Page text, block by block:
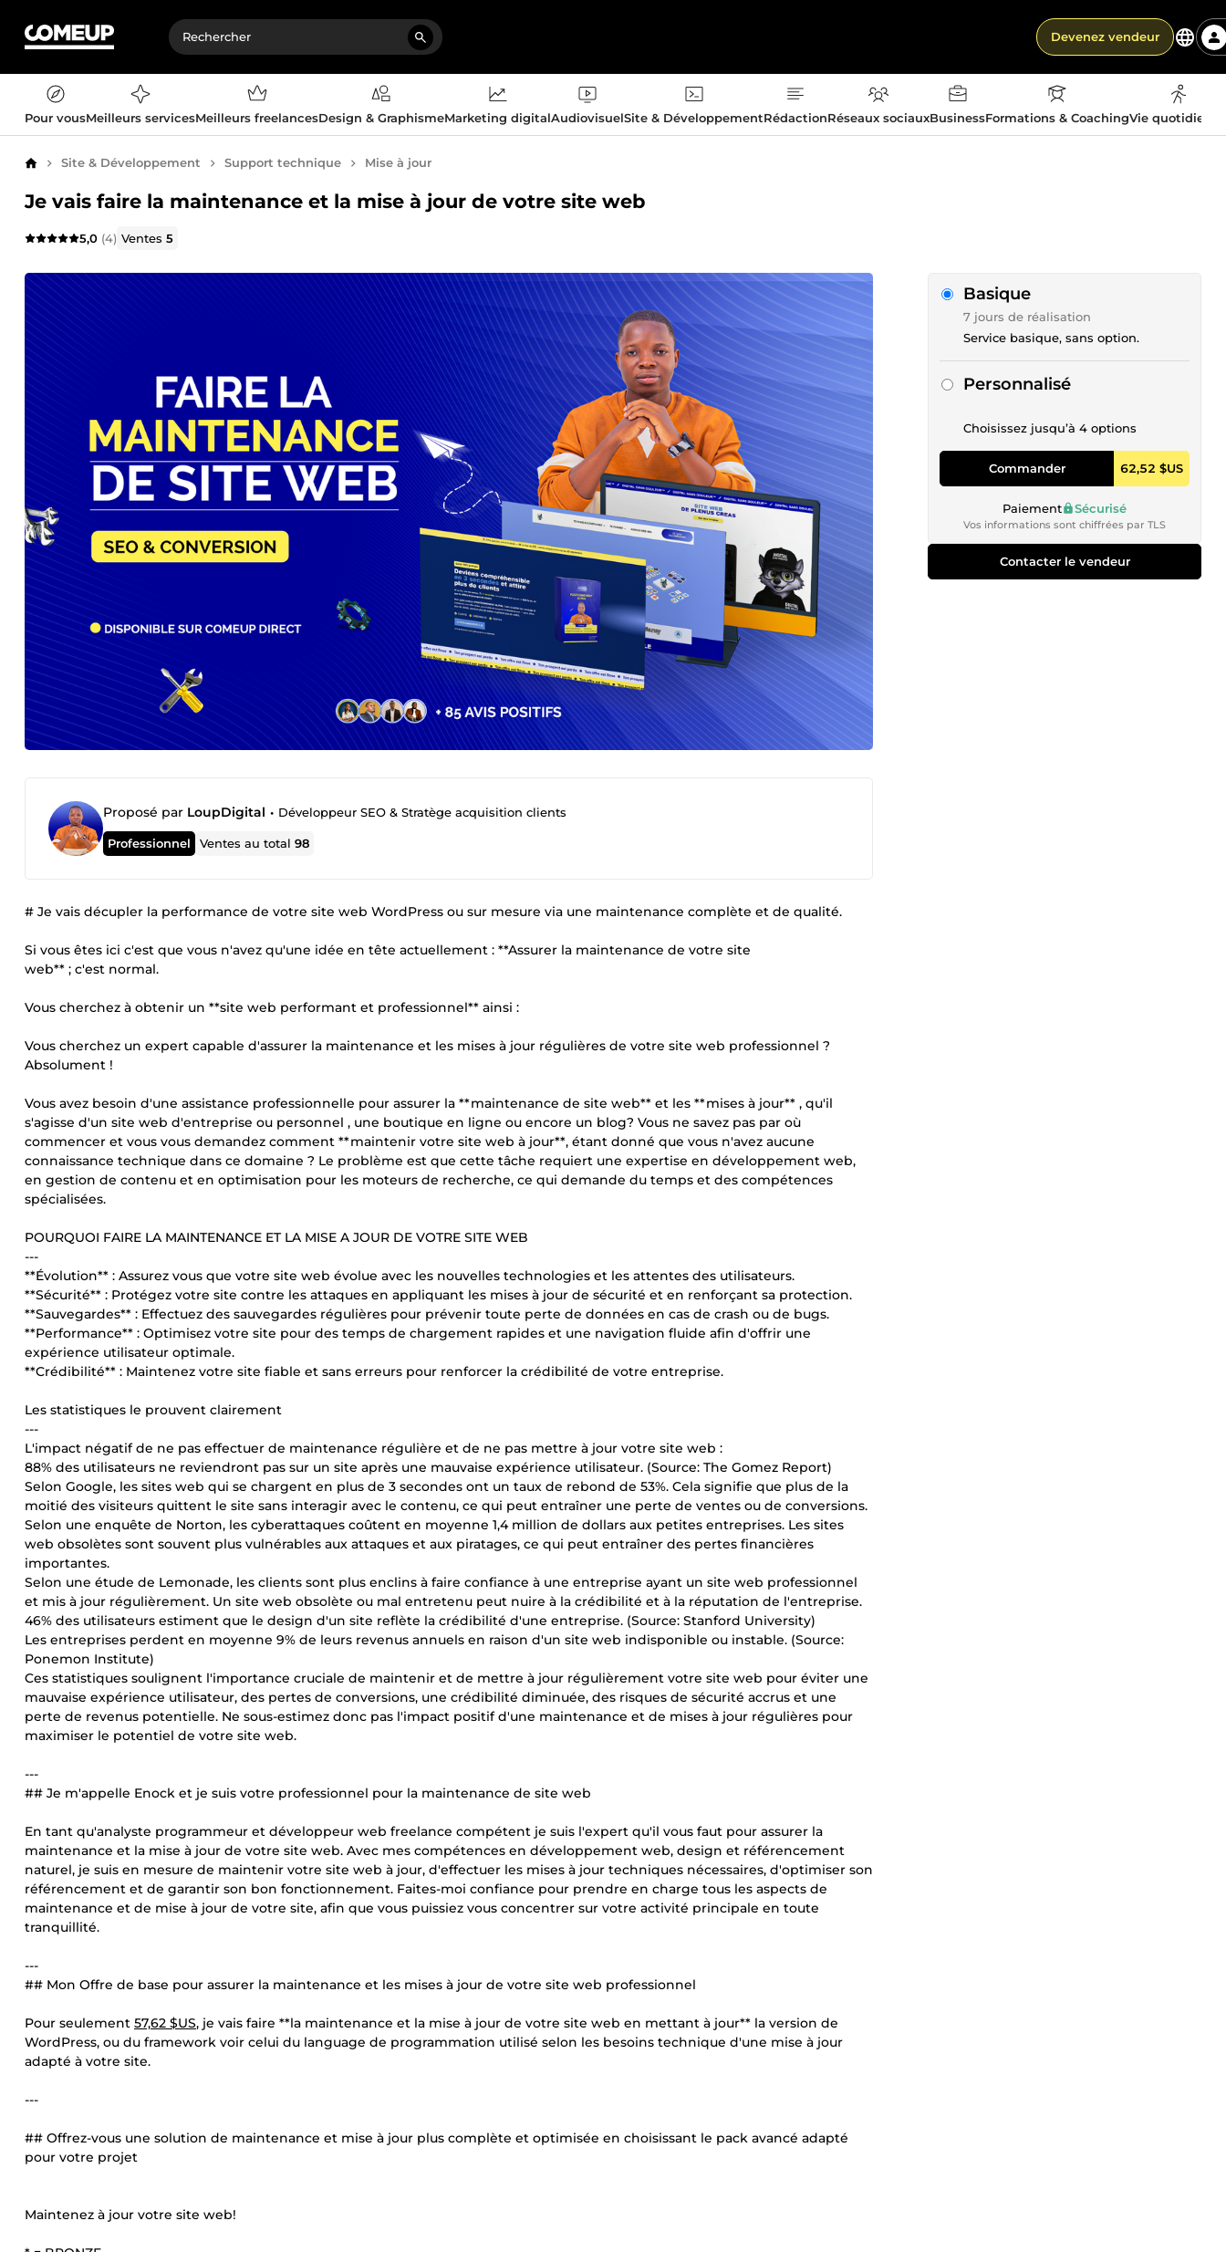
Devenez vendeur
Pour vousMeilleurs servicesMeilleurs freelancesDesign & GraphismeMarketing digitalAudiovisuelSite & DéveloppementRédactionRéseaux sociauxBusinessFormations & CoachingVie
AccueilSite & Développement Support technique Mise à jour
Je vais faire la maintenance et la mise à jour de votre site web
5,0 (4) Ventes5
Proposé par LoupDigital • Développeur SEO & Stratège acquisition clients
Professionnel Ventes au total98
# Je vais décupler la performance de votre site web WordPress ou sur mesure via une maintenance complète et de qualité.
Si vous êtes ici c'est que vous n'avez qu'une idée en tête actuellement : **Assurer la maintenance de votre site
web** ; c'est normal.
Vous cherchez à obtenir un **site web performant et professionnel** ainsi :
Vous cherchez un expert capable d'assurer la maintenance et les mises à jour régulières de votre site web professionnel ?
Absolument !
Vous avez besoin d'une assistance professionnelle pour assurer la **maintenance de site web** et les **mises à jour** , qu'il
s'agisse d'un site web d'entreprise ou personnel , une boutique en ligne ou encore un blog? Vous ne savez pas par où
commencer et vous vous demandez comment **maintenir votre site web à jour**, étant donné que vous n'avez aucune
connaissance technique dans ce domaine ? Le problème est que cette tâche requiert une expertise en développement web,
en gestion de contenu et en optimisation pour les moteurs de recherche, ce qui demande du temps et des compétences
spécialisées.
POURQUOI FAIRE LA MAINTENANCE ET LA MISE A JOUR DE VOTRE SITE WEB
---
**Évolution** : Assurez vous que votre site web évolue avec les nouvelles technologies et les attentes des utilisateurs.
**Sécurité** : Protégez votre site contre les attaques en appliquant les mises à jour de sécurité et en renforçant sa protection.
**Sauvegardes** : Effectuez des sauvegardes régulières pour prévenir toute perte de données en cas de crash ou de bugs.
**Performance** : Optimisez votre site pour des temps de chargement rapides et une navigation fluide afin d'offrir une
expérience utilisateur optimale.
**Crédibilité** : Maintenez votre site fiable et sans erreurs pour renforcer la crédibilité de votre entreprise.
Les statistiques le prouvent clairement
---
L'impact négatif de ne pas effectuer de maintenance régulière et de ne pas mettre à jour votre site web :
88% des utilisateurs ne reviendront pas sur un site après une mauvaise expérience utilisateur. (Source: The Gomez Report)
Selon Google, les sites web qui se chargent en plus de 3 secondes ont un taux de rebond de 53%. Cela signifie que plus de la
moitié des visiteurs quittent le site sans interagir avec le contenu, ce qui peut entraîner une perte de ventes ou de conversions.
Selon une enquête de Norton, les cyberattaques coûtent en moyenne 1,4 million de dollars aux petites entreprises. Les sites
web obsolètes sont souvent plus vulnérables aux attaques et aux piratages, ce qui peut entraîner des pertes financières
importantes.
Selon une étude de Lemonade, les clients sont plus enclins à faire confiance à une entreprise ayant un site web professionnel
et mis à jour régulièrement. Un site web obsolète ou mal entretenu peut nuire à la crédibilité et à la réputation de l'entreprise.
46% des utilisateurs estiment que le design d'un site reflète la crédibilité d'une entreprise. (Source: Stanford University)
Les entreprises perdent en moyenne 9% de leurs revenus annuels en raison d'un site web indisponible ou instable. (Source:
Ponemon Institute)
Ces statistiques soulignent l'importance cruciale de maintenir et de mettre à jour régulièrement votre site web pour éviter une
mauvaise expérience utilisateur, des pertes de conversions, une crédibilité diminuée, des risques de sécurité accrus et une
perte de revenus potentielle. Ne sous-estimez donc pas l'impact positif d'une maintenance et de mises à jour régulières pour
maximiser le potentiel de votre site web.
---
## Je m'appelle Enock et je suis votre professionnel pour la maintenance de site web
En tant qu'analyste programmeur et développeur web freelance compétent je suis l'expert qu'il vous faut pour assurer la
maintenance et la mise à jour de votre site web. Avec mes compétences en développement web, design et référencement
naturel, je suis en mesure de maintenir votre site web à jour, d'effectuer les mises à jour techniques nécessaires, d'optimiser son
référencement et de garantir son bon fonctionnement. Faites-moi confiance pour prendre en charge tous les aspects de
maintenance et de mise à jour de votre site, afin que vous puissiez vous concentrer sur votre activité principale en toute
tranquillité.
---
## Mon Offre de base pour assurer la maintenance et les mises à jour de votre site web professionnel
Pour seulement 57,62 $US, je vais faire **la maintenance et la mise à jour de votre site web en mettant à jour** la version de
WordPress, ou du framework voir celui du language de programmation utilisé selon les besoins technique d'une mise à jour
adapté à votre site.
---
## Offrez-vous une solution de maintenance et mise à jour plus complète et optimisée en choisissant le pack avancé adapté
pour votre projet
Maintenez à jour votre site web!
Basique
7 jours de réalisation
Service basique, sans option.
Personnalisé
Choisissez jusqu’à 4 options
Commander 62,52 $US
Paiement Sécurisé
Vos informations sont chiffrées par TLS
Contacter le vendeur